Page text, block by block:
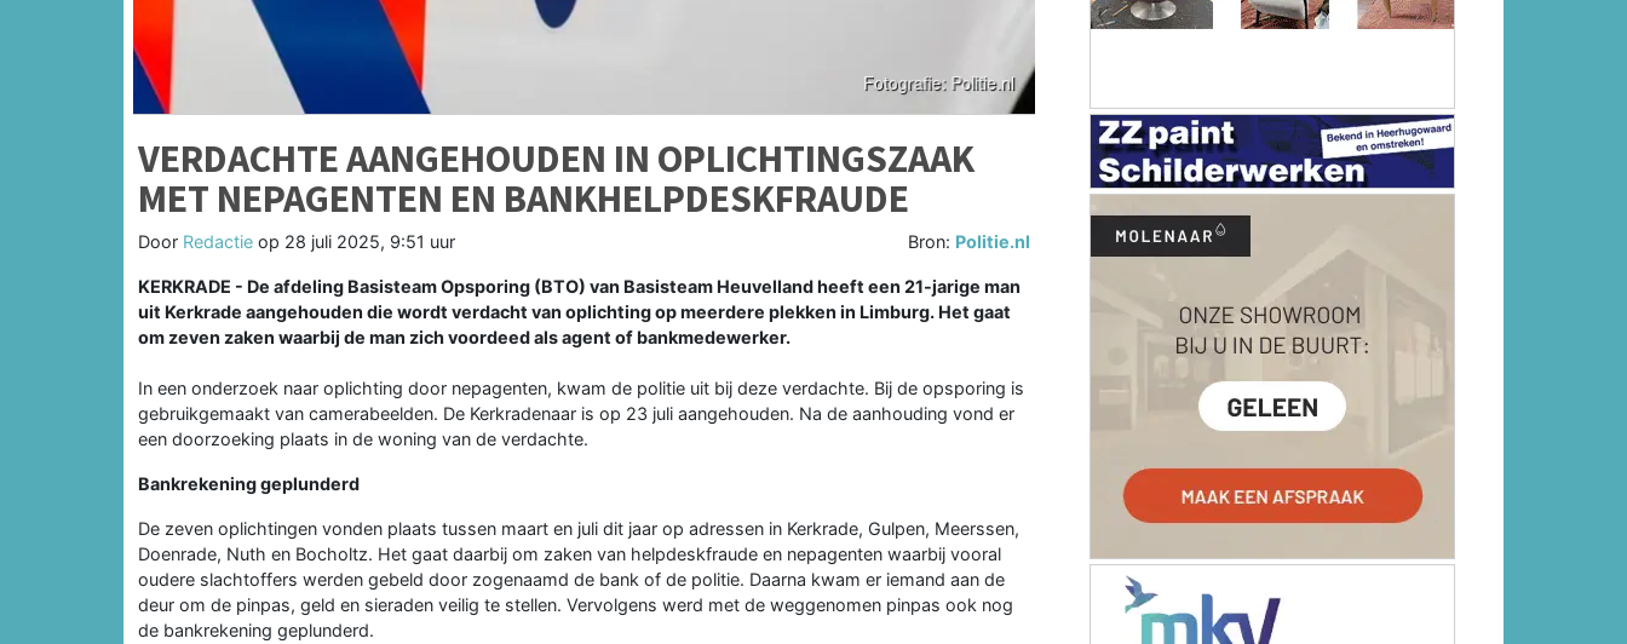
VERDACHTE AANGEHOUDEN IN OPLICHTINGSZAAK
MET NEPAGENTEN EN BANKHELPDESKFRAUDE
Door Redactie op 28 juli 2025, 9:51 uur Bron: Politie.nl
KERKRADE - De afdeling Basisteam Opsporing (BTO) van Basisteam Heuvelland heeft een 21-jarige man
uit Kerkrade aangehouden die wordt verdacht van oplichting op meerdere plekken in Limburg. Het gaat
om zeven zaken waarbij de man zich voordeed als agent of bankmedewerker.
In een onderzoek naar oplichting door nepagenten, kwam de politie uit bij deze verdachte. Bij de opsporing is
gebruikgemaakt van camerabeelden. De Kerkradenaar is op 23 juli aangehouden. Na de aanhouding vond er
een doorzoeking plaats in de woning van de verdachte.
Bankrekening geplunderd
De zeven oplichtingen vonden plaats tussen maart en juli dit jaar op adressen in Kerkrade, Gulpen, Meerssen,
Doenrade, Nuth en Bocholtz. Het gaat daarbij om zaken van helpdeskfraude en nepagenten waarbij vooral
oudere slachtoffers werden gebeld door zogenaamd de bank of de politie. Daarna kwam er iemand aan de
deur om de pinpas, geld en sieraden veilig te stellen. Vervolgens werd met de weggenomen pinpas ook nog
de bankrekening geplunderd.